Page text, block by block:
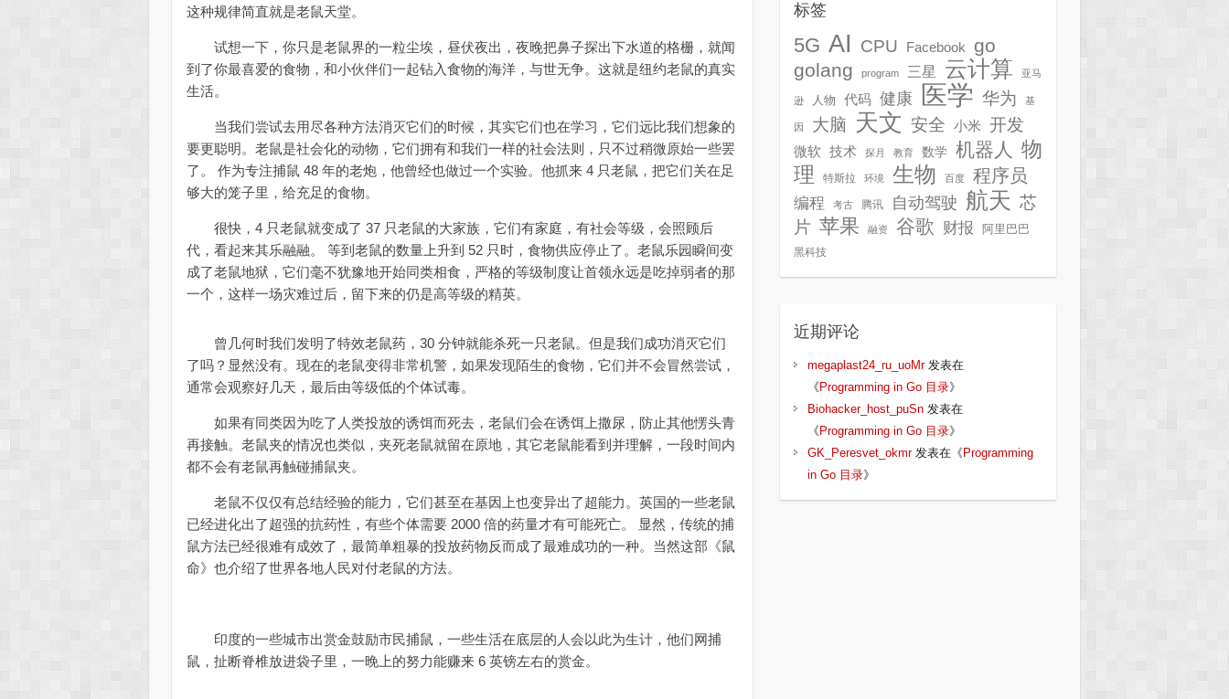
这种规律简直就是老鼠天堂。
试想一下，你只是老鼠界的一粒尘埃，昼伏夜出，夜晚把鼻子探出下水道的格栅，就闻
到了你最喜爱的食物，和小伙伴们一起钻入食物的海洋，与世无争。这就是纽约老鼠的真实
生活。
当我们尝试去用尽各种方法消灭它们的时候，其实它们也在学习，它们远比我们想象的
要更聪明。老鼠是社会化的动物，它们拥有和我们一样的社会法则，只不过稍微原始一些罢
了。 作为专注捕鼠 48 年的老炮，他曾经也做过一个实验。他抓来 4 只老鼠，把它们关在足
够大的笼子里，给充足的食物。
很快，4 只老鼠就变成了 37 只老鼠的大家族，它们有家庭，有社会等级，会照顾后
代，看起来其乐融融。 等到老鼠的数量上升到 52 只时，食物供应停止了。老鼠乐园瞬间变
成了老鼠地狱，它们毫不犹豫地开始同类相食，严格的等级制度让首领永远是吃掉弱者的那
一个，这样一场灾难过后，留下来的仍是高等级的精英。
曾几何时我们发明了特效老鼠药，30 分钟就能杀死一只老鼠。但是我们成功消灭它们
了吗？显然没有。现在的老鼠变得非常机警，如果发现陌生的食物，它们并不会冒然尝试，
通常会观察好几天，最后由等级低的个体试毒。
如果有同类因为吃了人类投放的诱饵而死去，老鼠们会在诱饵上撒尿，防止其他愣头青
再接触。老鼠夹的情况也类似，夹死老鼠就留在原地，其它老鼠能看到并理解，一段时间内
都不会有老鼠再触碰捕鼠夹。
老鼠不仅仅有总结经验的能力，它们甚至在基因上也变异出了超能力。英国的一些老鼠
已经进化出了超强的抗药性，有些个体需要 2000 倍的药量才有可能死亡。 显然，传统的捕
鼠方法已经很难有成效了，最简单粗暴的投放药物反而成了最难成功的一种。当然这部《鼠
命》也介绍了世界各地人民对付老鼠的方法。
印度的一些城市出赏金鼓励市民捕鼠，一些生活在底层的人会以此为生计，他们网捕
鼠，扯断脊椎放进袋子里，一晚上的努力能赚来 6 英镑左右的赏金。
标签
5G AI CPU Facebook
go
golang
program 三星 云计算 亚马
逊 人物 代码 健康 医学 华为 基
因 大脑 天文 安全 小米 开发
微软 技术 探月 教育 数学 机器人 物
理
特斯拉 环境 生物 百度 程序员
编程 考古 腾讯 自动驾驶 航天 芯
片 苹果 融资 谷歌 财报 阿里巴巴
黑科技
近期评论
megaplast24_ru_uoMr发表在
《 Programming in Go 目录》
Biohacker_host_puSn发表在
《 Programming in Go 目录》
GK_Peresvet_okmr发表在《 Programming
in Go 目录》